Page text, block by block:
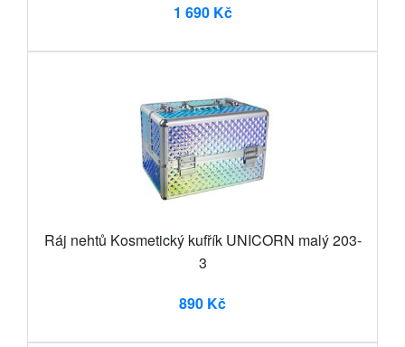
1 690 Kč
Ráj nehtů Kosmetický kufřík UNICORN malý 203-
3
890 Kč